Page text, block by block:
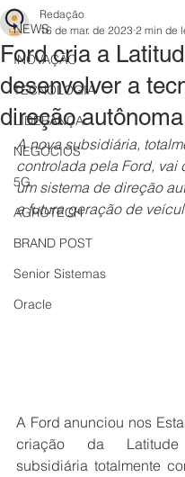
NEWS
INOVAÇÃO
TECNOLOGIA
LIDERANÇA
NEGÓCIOS
5G
AGROTECH
BRAND POST
Senior Sistemas
Oracle
Ford cria a
desenvolver a
direção
Redação
16 de mar. de 2023 2 min de
A nova subsidiária,
controlada pela Ford, vai
um sistema de direção
a futura geração de
A Ford anunciou nos
criação da
subsidiária totalmente